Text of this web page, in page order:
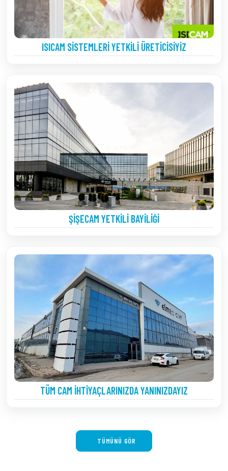
ISICAM SISTEMLERI YETKILI ÜRETICISIYIZ
ŞIŞECAM YETKILI BAYILIĞI
TÜM CAM İHTIYAÇLARINIZDA YANINIZDAYIZ
TÜMÜNÜ GÖR